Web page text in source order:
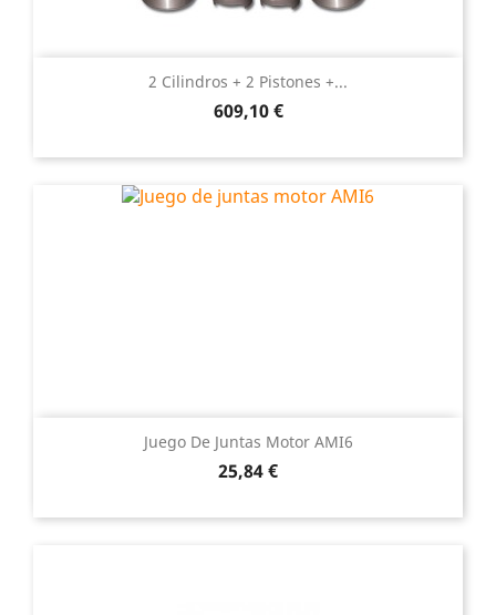
2 Cilindros + 2 Pistones +...
Precio
609,10 €
Juego De Juntas Motor AMI6
Precio
25,84 €